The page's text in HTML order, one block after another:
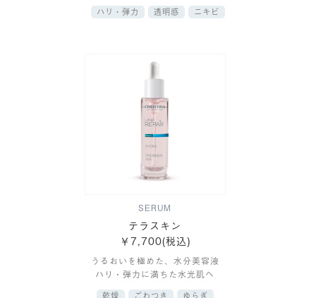
ハリ・弾力 透明感 ニキビ
SERUM
テラスキン
￥7,700(税込)
うるおいを極めた、水分美容液
ハリ・弾力に満ちた水光肌へ
乾燥 ごわつき ゆらぎ